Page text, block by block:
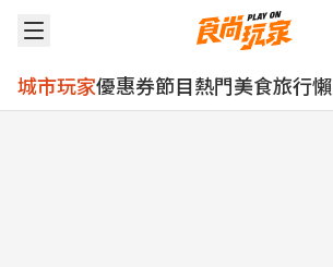
城市玩家優惠券節目熱門美食旅行